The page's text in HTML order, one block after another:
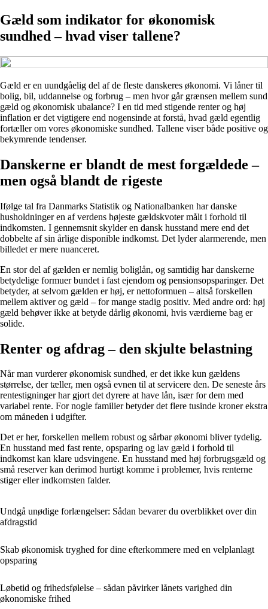
Gæld som indikator for økonomisk
sundhed – hvad viser tallene?
Gæld er en uundgåelig del af de fleste danskeres økonomi. Vi låner til
bolig, bil, uddannelse og forbrug – men hvor går grænsen mellem sund
gæld og økonomisk ubalance? I en tid med stigende renter og høj
inflation er det vigtigere end nogensinde at forstå, hvad gæld egentlig
fortæller om vores økonomiske sundhed. Tallene viser både positive og
bekymrende tendenser.
Danskerne er blandt de mest forgældede –
men også blandt de rigeste
Ifølge tal fra Danmarks Statistik og Nationalbanken har danske
husholdninger en af verdens højeste gældskvoter målt i forhold til
indkomsten. I gennemsnit skylder en dansk husstand mere end det
dobbelte af sin årlige disponible indkomst. Det lyder alarmerende, men
billedet er mere nuanceret.
En stor del af gælden er nemlig boliglån, og samtidig har danskerne
betydelige formuer bundet i fast ejendom og pensionsopsparinger. Det
betyder, at selvom gælden er høj, er nettoformuen – altså forskellen
mellem aktiver og gæld – for mange stadig positiv. Med andre ord: høj
gæld behøver ikke at betyde dårlig økonomi, hvis værdierne bag er
solide.
Renter og afdrag – den skjulte belastning
Når man vurderer økonomisk sundhed, er det ikke kun gældens
størrelse, der tæller, men også evnen til at servicere den. De seneste års
rentestigninger har gjort det dyrere at have lån, især for dem med
variabel rente. For nogle familier betyder det flere tusinde kroner ekstra
om måneden i udgifter.
Det er her, forskellen mellem robust og sårbar økonomi bliver tydelig.
En husstand med fast rente, opsparing og lav gæld i forhold til
indkomst kan klare udsvingene. En husstand med høj forbrugsgæld og
små reserver kan derimod hurtigt komme i problemer, hvis renterne
stiger eller indkomsten falder.
Undgå unødige forlængelser: Sådan bevarer du overblikket over din
afdragstid
Skab økonomisk tryghed for dine efterkommere med en velplanlagt
opsparing
Løbetid og frihedsfølelse – sådan påvirker lånets varighed din
økonomiske frihed